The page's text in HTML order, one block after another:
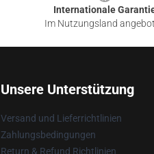
Internationale
Im Nutzungsland
Unsere Unterstützung
Versand und Lieferrichtlinien
Zahlungsbedingungen
Return & Refund Richtlinien